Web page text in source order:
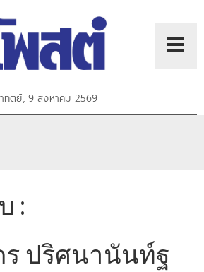
ทิตย์, 9 สิงหาคม 2569
:
ปริศนานันท์ฐ